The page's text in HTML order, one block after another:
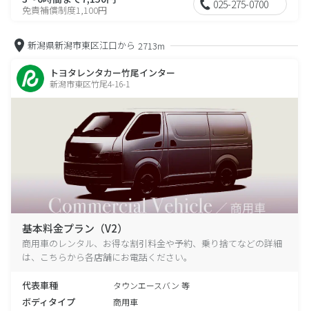
免責補償制度1,100円 025-275-0700
新潟県新潟市東区江口から 2713m
トヨタレンタカー竹尾インター
新潟市東区竹尾4-16-1
基本料金プラン（V2）
商用車のレンタル、お得な割引料金や予約、乗り捨てなどの詳細
は、こちらから各店舗にお電話ください。
代表車種 タウンエースバン 等
ボディタイプ 商用車